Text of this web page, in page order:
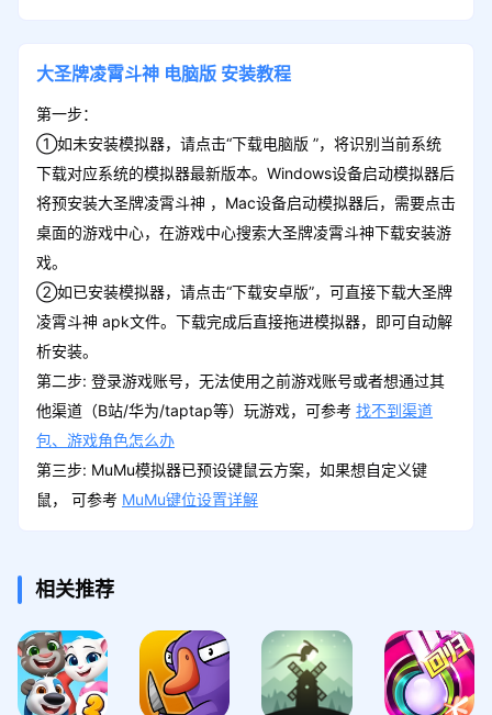
大圣牌凌霄斗神 电脑版 安装教程
第一步：
①如未安装模拟器，请点击“下载电脑版 ”，将识别当前系统
下载对应系统的模拟器最新版本。Windows设备启动模拟器后
将预安装大圣牌凌霄斗神 ，Mac设备启动模拟器后，需要点击
桌面的游戏中心，在游戏中心搜索大圣牌凌霄斗神下载安装游
戏。
②如已安装模拟器，请点击“下载安卓版”，可直接下载大圣牌
凌霄斗神 apk文件。下载完成后直接拖进模拟器，即可自动解
析安装。
第二步: 登录游戏账号，无法使用之前游戏账号或者想通过其
他渠道（B站/华为/taptap等）玩游戏，可参考 找不到渠道
包、游戏角色怎么办
第三步: MuMu模拟器已预设键鼠云方案，如果想自定义键
鼠， 可参考 MuMu键位设置详解
相关推荐